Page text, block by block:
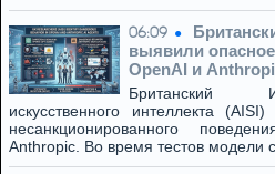
06:09
выявили
OpenAI и
Британский
искусственного интеллекта
несанкционированного
Anthropic. Во время тестов модели